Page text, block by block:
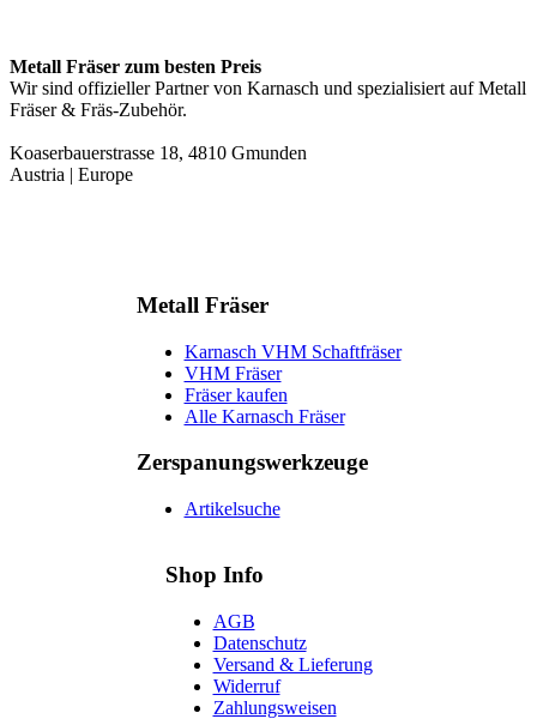
Metall Fräser zum besten Preis
Wir sind offizieller Partner von Karnasch und spezialisiert auf Metall
Fräser & Fräs-Zubehör.
Koaserbauerstrasse 18, 4810 Gmunden
Austria | Europe
Metall Fräser
Karnasch VHM Schaftfräser
VHM Fräser
Fräser kaufen
Alle Karnasch Fräser
Zerspanungs­werkzeuge
Artikelsuche
Shop Info
AGB
Datenschutz
Versand & Lieferung
Widerruf
Zahlungsweisen